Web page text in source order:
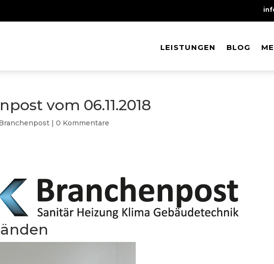
LEISTUNGEN BLOG
LEISTUNGEN BLOG
vom 06.11.2018
|0 Kommentare